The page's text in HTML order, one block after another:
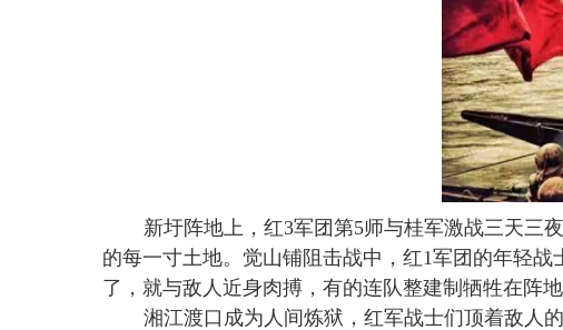
新圩阵地上，红3军团第5师与桂军激战三天三
的每一寸土地。觉山铺阻击战中，红1军团的年轻战
了，就与敌人近身肉搏，有的连队整建制牺牲在阵地
湘江渡口成为人间炼狱，红军战士们顶着敌人